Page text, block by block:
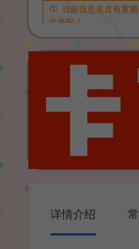
当前信息若含有黄
此举报！
详情介绍